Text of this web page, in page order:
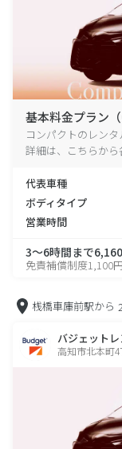
基本料金プラン（
コンパクトのレン
詳細は、こちらから
代表車種
ボディタイプ
営業時間
3～6時間まで
免責補償制度1,100円
桟橋車庫前駅から
バジェット
高知市北本町4